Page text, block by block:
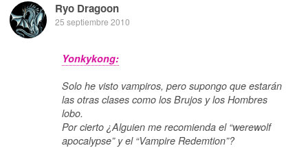
Ryo Dragoon
25 septiembre 2010
Yonkykong:
Solo he visto vampiros, pero supongo que estarán
las otras clases como los Brujos y los Hombres
lobo.
Por cierto ¿Alguien me recomienda el “werewolf
apocalypse” y el “Vampire Redemtion”?